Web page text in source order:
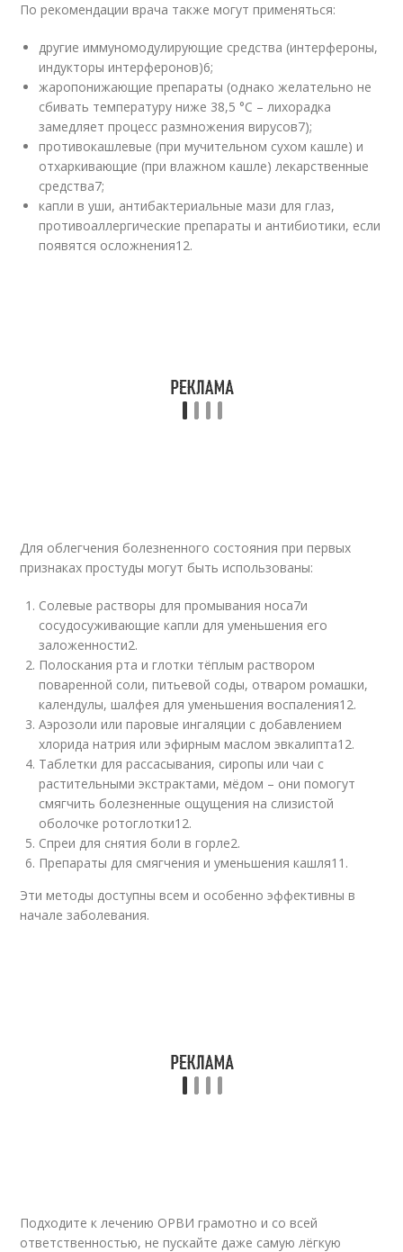
По рекомендации врача также могут применяться:
другие иммуномодулирующие средства (интерфероны,
индукторы интерферонов)6;
жаропонижающие препараты (однако желательно не
сбивать температуру ниже 38,5 °С – лихорадка
замедляет процесс размножения вирусов7);
противокашлевые (при мучительном сухом кашле) и
отхаркивающие (при влажном кашле) лекарственные
средства7;
капли в уши, антибактериальные мази для глаз,
противоаллергические препараты и антибиотики, если
появятся осложнения12.
Для облегчения болезненного состояния при первых
признаках простуды могут быть использованы:
Солевые растворы для промывания носа7и
сосудосуживающие капли для уменьшения его
заложенности2.
Полоскания рта и глотки тёплым раствором
поваренной соли, питьевой соды, отваром ромашки,
календулы, шалфея для уменьшения воспаления12.
Аэрозоли или паровые ингаляции с добавлением
хлорида натрия или эфирным маслом эвкалипта12.
Таблетки для рассасывания, сиропы или чаи с
растительными экстрактами, мёдом – они помогут
смягчить болезненные ощущения на слизистой
оболочке ротоглотки12.
Спреи для снятия боли в горле2.
Препараты для смягчения и уменьшения кашля11 .
Эти методы доступны всем и особенно эффективны в
начале заболевания.
Подходите к лечению ОРВИ грамотно и со всей
ответственностью, не пускайте даже самую лёгкую